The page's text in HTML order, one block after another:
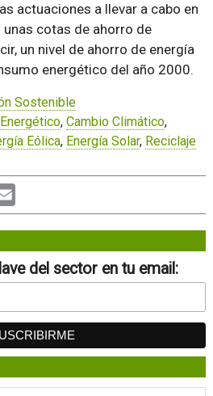
actuaciones a llevar a cabo en
cotas de ahorro de
un nivel de ahorro de energía
energético del año 2000.
Sostenible
, Cambio Climático,
Eólica, Energía Solar, Reciclaje
Email
del sector en tu email: